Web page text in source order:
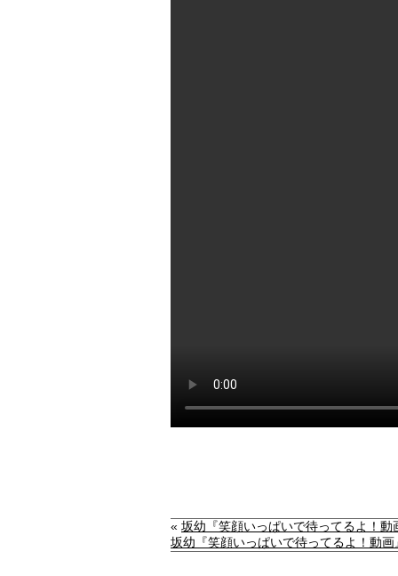
« 坂幼『笑顔いっぱいで待ってるよ！
坂幼『笑顔いっぱいで待ってるよ！動